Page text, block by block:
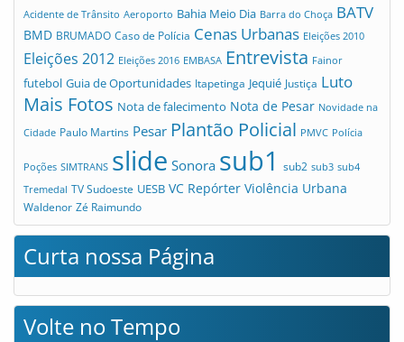
Acidente de Trânsito Aeroporto Bahia Meio Dia Barra do Choça BATV
BMD BRUMADO Caso de Polícia Cenas Urbanas Eleições 2010
Eleições 2012 Eleições 2016 EMBASA Entrevista Fainor
futebol Guia de Oportunidades Itapetinga Jequié Justiça Luto
Mais Fotos Nota de falecimento Nota de Pesar Novidade na
Cidade Paulo Martins Pesar Plantão Policial PMVC Polícia
Poções SIMTRANS slide Sonora sub1 sub2 sub3 sub4
Tremedal TV Sudoeste UESB VC Repórter Violência Urbana
Waldenor Zé Raimundo
Curta nossa Página
Volte no Tempo